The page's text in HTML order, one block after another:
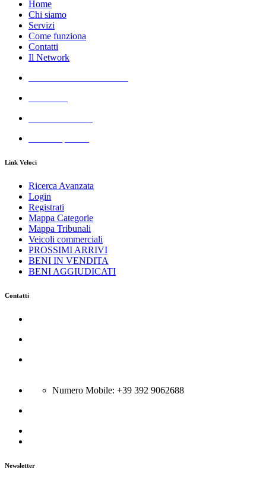
Home
Chi siamo
Servizi
Come funziona
Contatti
Il Network
Link Veloci
Ricerca Avanzata
Login
Registrati
Mappa Categorie
Mappa Tribunali
Veicoli commerciali
PROSSIMI ARRIVI
BENI IN VENDITA
BENI AGGIUDICATI
Contatti
Numero Mobile: +39 392 9062688
Newsletter